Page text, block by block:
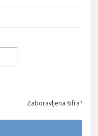
Zaboravljena šifra?